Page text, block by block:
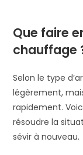
Que faire
chauffage
Selon le type
légèrement,
rapidement.
résoudre la
sévir à nouveau.